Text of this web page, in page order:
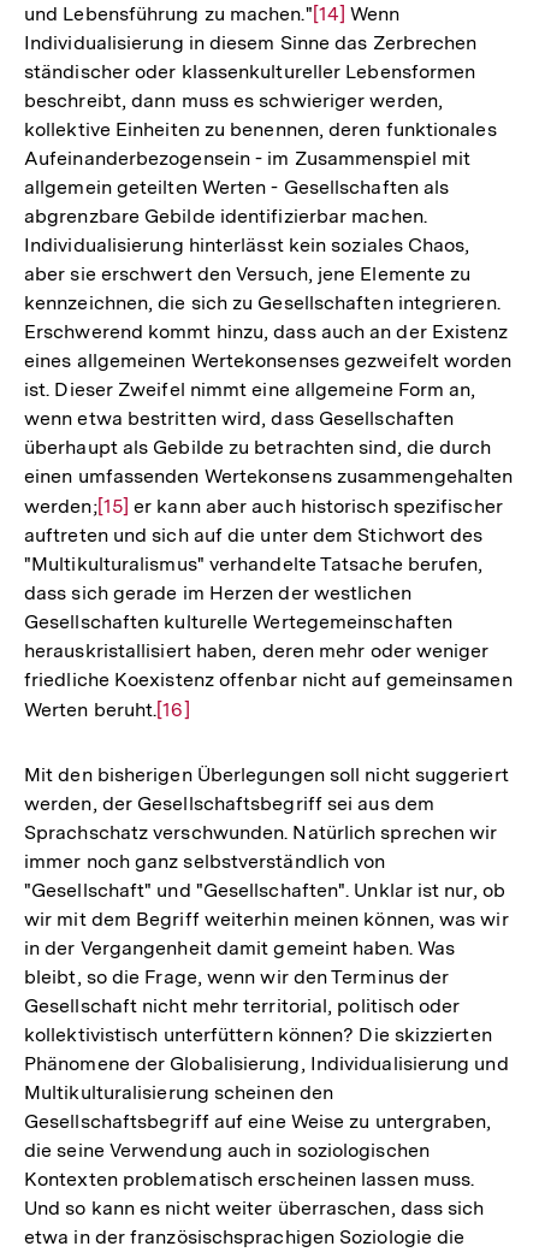
und Lebensführung zu machen."Zur
Auflösung
der
Fußnote
[14] Wenn
Individualisierung in diesem Sinne das Zerbrechen
ständischer oder klassenkultureller Lebensformen
beschreibt, dann muss es schwieriger werden,
kollektive Einheiten zu benennen, deren funktionales
Aufeinanderbezogensein - im Zusammenspiel mit
allgemein geteilten Werten - Gesellschaften als
abgrenzbare Gebilde identifizierbar machen.
Individualisierung hinterlässt kein soziales Chaos,
aber sie erschwert den Versuch, jene Elemente zu
kennzeichnen, die sich zu Gesellschaften integrieren.
Erschwerend kommt hinzu, dass auch an der Existenz
eines allgemeinen Wertekonsenses gezweifelt worden
ist. Dieser Zweifel nimmt eine allgemeine Form an,
wenn etwa bestritten wird, dass Gesellschaften
überhaupt als Gebilde zu betrachten sind, die durch
einen umfassenden Wertekonsens zusammengehalten
werden;Zur
Auflösung
der
Fußnote
[15] er kann aber auch historisch spezifischer
auftreten und sich auf die unter dem Stichwort des
"Multikulturalismus" verhandelte Tatsache berufen,
dass sich gerade im Herzen der westlichen
Gesellschaften kulturelle Wertegemeinschaften
herauskristallisiert haben, deren mehr oder weniger
friedliche Koexistenz offenbar nicht auf gemeinsamen
Werten beruht.Zur
der
Fußnote
[16]
Mit den bisherigen Überlegungen soll nicht suggeriert
werden, der Gesellschaftsbegriff sei aus dem
Sprachschatz verschwunden. Natürlich sprechen wir
immer noch ganz selbstverständlich von
"Gesellschaft" und "Gesellschaften". Unklar ist nur, ob
wir mit dem Begriff weiterhin meinen können, was wir
in der Vergangenheit damit gemeint haben. Was
bleibt, so die Frage, wenn wir den Terminus der
Gesellschaft nicht mehr territorial, politisch oder
kollektivistisch unterfüttern können? Die skizzierten
Phänomene der Globalisierung, Individualisierung und
Multikulturalisierung scheinen den
Gesellschaftsbegriff auf eine Weise zu untergraben,
die seine Verwendung auch in soziologischen
Kontexten problematisch erscheinen lassen muss.
Und so kann es nicht weiter überraschen, dass sich
etwa in der französischsprachigen Soziologie die